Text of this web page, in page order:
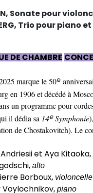
Sonate pour
Trio pour piano
DE CHAMBRE
marque le 50e
en 1906 et décédé à
un programme pour
il dédia sa 14eSymphonie
de Chostakovitch). Le
Andriesiiet Aya Kitaoka,
, alto
Borboux, violoncelle
Voylochnikov, piano